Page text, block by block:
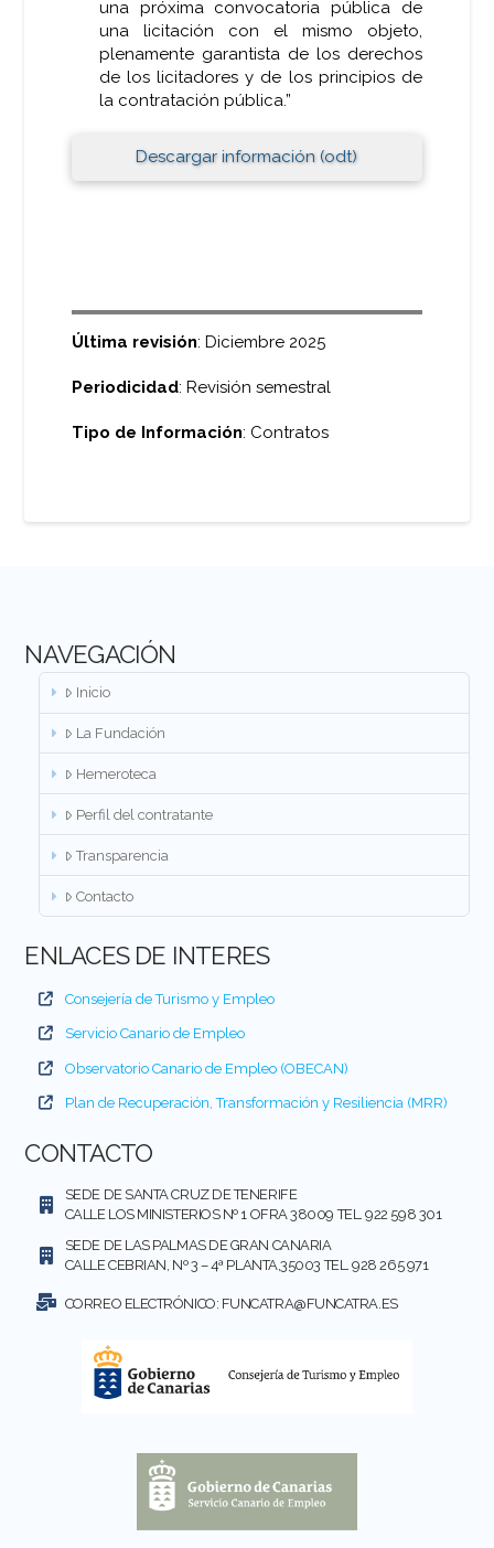
una próxima convocatoria pública de
una licitación con el mismo objeto,
plenamente garantista de los derechos
de los licitadores y de los principios de
la contratación pública.”
Descargar información (odt)
Última revisión: Diciembre 2025
Periodicidad: Revisión semestral
Tipo de Información: Contratos
NAVEGACIÓN
Inicio
La Fundación
Hemeroteca
Perfil del contratante
Transparencia
Contacto
ENLACES DE INTERES
Consejería de Turismo y Empleo
Servicio Canario de Empleo
Observatorio Canario de Empleo (OBECAN)
Plan de Recuperación, Transformación y Resiliencia (MRR)
CONTACTO
SEDE DE SANTA CRUZ DE TENERIFE
CALLE LOS MINISTERIOS Nº 1 OFRA 38009 TEL. 922 598 301
SEDE DE LAS PALMAS DE GRAN CANARIA
CALLE CEBRIAN, Nº 3 – 4ª PLANTA,35003 TEL. 928 265 971
CORREO ELECTRÓNICO: FUNCATRA@FUNCATRA.ES